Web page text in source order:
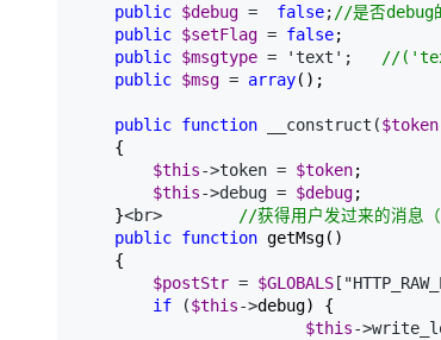
public $debug = false; //是否debug
public $setFlag = false;
public $msgtype = 'text'; //
public $msg = array();
public function __construct($token
{
$this->token = $token;
$this->debug = $debug;
}<br> //获得用户发过来的消息
public function getMsg()
{
$postStr = $GLOBALS
if ($this->debug) {
$this-
在线体验全
Happy 系
快速部署
域名与网站
终端用户计算
Serverless
迁移与运维管理